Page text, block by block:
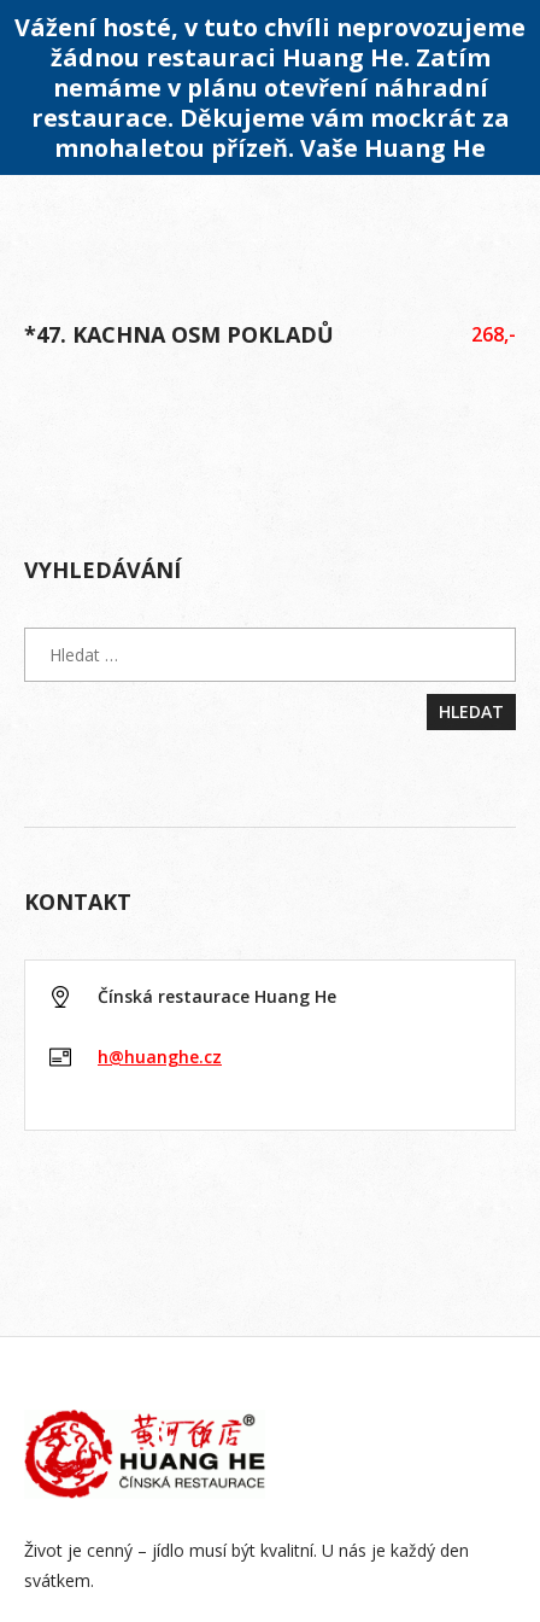
Vážení hosté, v tuto chvíli neprovozujeme
žádnou restauraci Huang He. Zatím
nemáme v plánu otevření náhradní
restaurace. Děkujeme vám mockrát za
mnohaletou přízeň. Vaše Huang He
*47. KACHNA OSM POKLADŮ 268,-
VYHLEDÁVÁNÍ
KONTAKT
Čínská restaurace Huang He
h@huanghe.cz
Život je cenný – jídlo musí být kvalitní. U nás je každý den
svátkem.